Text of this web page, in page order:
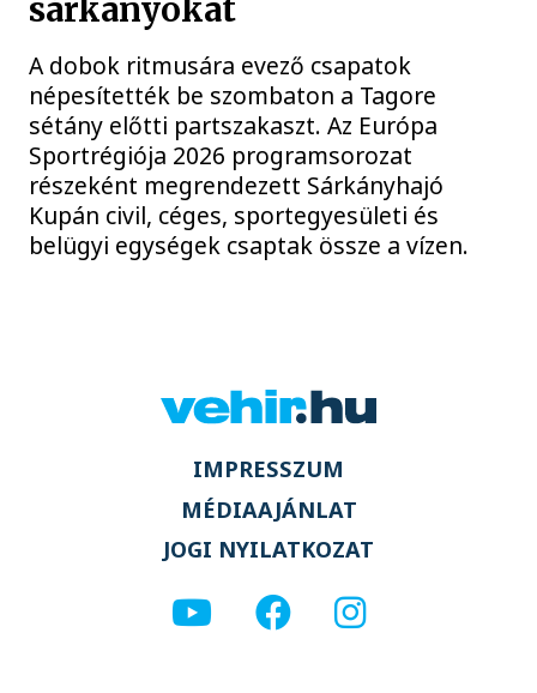
sárkányokat
A dobok ritmusára evező csapatok
népesítették be szombaton a Tagore
sétány előtti partszakaszt. Az Európa
Sportrégiója 2026 programsorozat
részeként megrendezett Sárkányhajó
Kupán civil, céges, sportegyesületi és
belügyi egységek csaptak össze a vízen.
IMPRESSZUM
MÉDIAAJÁNLAT
JOGI NYILATKOZAT